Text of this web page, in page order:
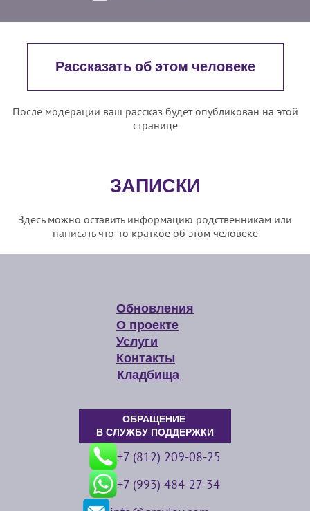
Рассказать об этом человеке
После модерации ваш рассказ будет опубликован на этой
странице
ЗАПИСКИ
Здесь можно оставить информацию родственникам или
написать что-то краткое об этом человеке
Обновления
О проекте
Услуги
Контакты
Кладбища
ОБРАЩЕНИЕ
В СЛУЖБУ ПОДДЕРЖКИ
+7 (812) 209-08-25
+7 (993) 484-27-34